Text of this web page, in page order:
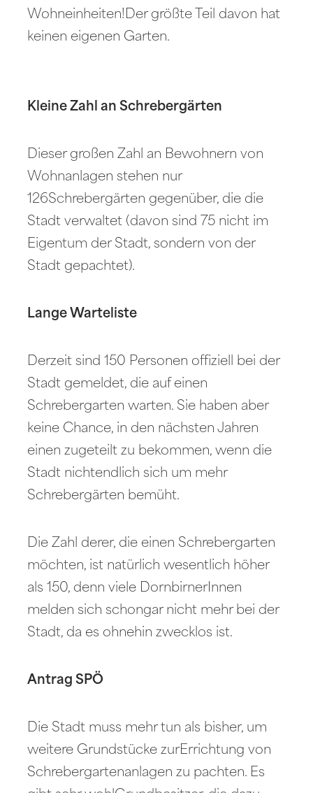
Wohneinheiten!Der größte Teil davon hat
keinen eigenen Garten.
Kleine Zahl an Schrebergärten
Dieser großen Zahl an Bewohnern von
Wohnanlagen stehen nur
126Schrebergärten gegenüber, die die
Stadt verwaltet (davon sind 75 nicht im
Eigentum der Stadt, sondern von der
Stadt gepachtet).
Lange Warteliste
Derzeit sind 150 Personen offiziell bei der
Stadt gemeldet, die auf einen
Schrebergarten warten. Sie haben aber
keine Chance, in den nächsten Jahren
einen zugeteilt zu bekommen, wenn die
Stadt nichtendlich sich um mehr
Schrebergärten bemüht.
Die Zahl derer, die einen Schrebergarten
möchten, ist natürlich wesentlich höher
als 150, denn viele DornbirnerInnen
melden sich schongar nicht mehr bei der
Stadt, da es ohnehin zwecklos ist.
Antrag SPÖ
Die Stadt muss mehr tun als bisher, um
weitere Grundstücke zurErrichtung von
Schrebergartenanlagen zu pachten. Es